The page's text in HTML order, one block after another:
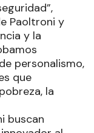
Paoltroni y
y la
personalismo,
que
la
buscan